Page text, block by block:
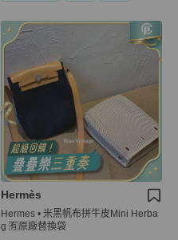
Hermès
Hermes • 米黑帆布拼牛皮Mini Herba
g 🈶原廠替換袋